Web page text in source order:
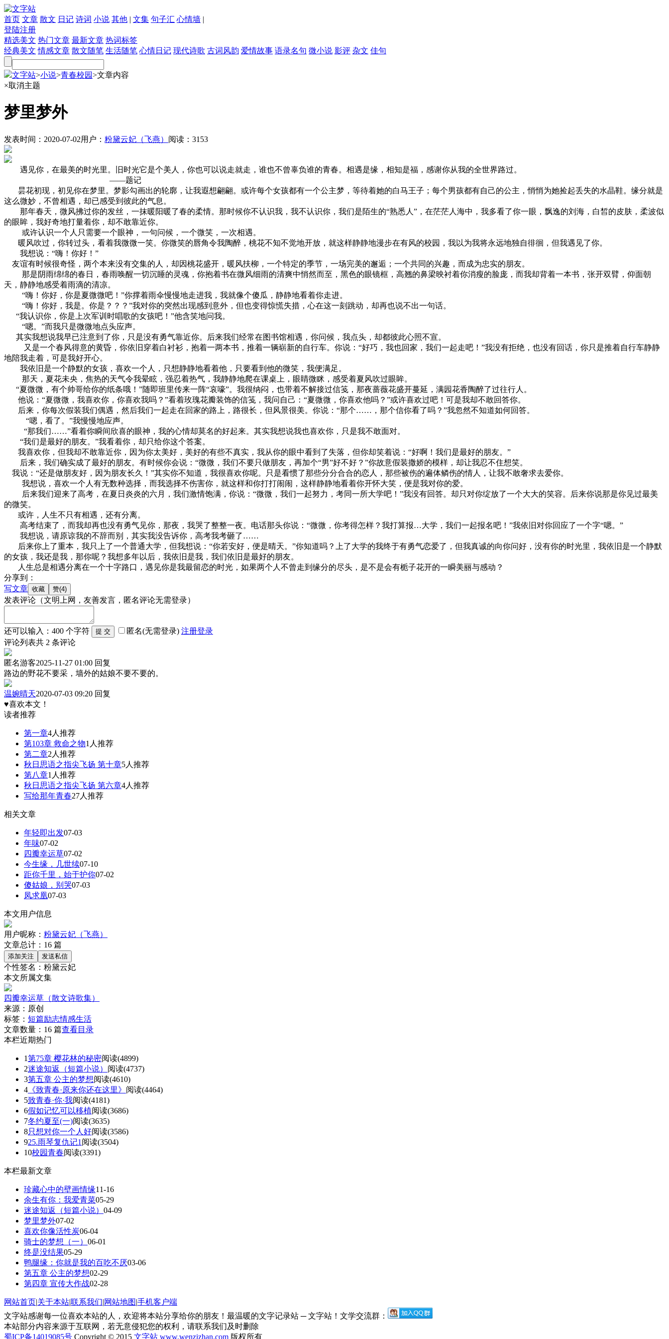
首页 文章 散文 日记 诗词 小说 其他 | 文集 句子汇 心情墙 |
登陆注册
精选美文 热门文章 最新文章 热词标签
经典美文 情感文章 散文随笔 生活随笔 心情日记 现代诗歌 古词风韵 爱情故事 语录名句 微小说 影评 杂文 佳句
文字站>小说>青春校园>文章内容
×取消主题
梦里梦外
发表时间： 2020-07-02用户： 粉黛云妃（飞燕） 阅读： 3153
遇见你，在最美的时光里。旧时光它是个美人，你也可以说走就走，谁也不曾辜负谁的青春。相遇是缘，相知是福，感谢你从我的全世界路过。
――题记
昙花初现，初见你在梦里。梦影勾画出的轮廓，让我遐想翩翩。或许每个女孩都有一个公主梦，等待着她的白马王子；每个男孩都有自己的公主，悄悄为她捡起丢失的水晶鞋。缘分就是
这么微妙，不曾相遇，却已感受到彼此的气息。
那年春天，微风拂过你的发丝，一抹暖阳暖了春的柔情。那时候你不认识我，我不认识你，我们是陌生的“熟悉人”，在茫茫人海中，我多看了你一眼，飘逸的刘海，白皙的皮肤，柔波似
的眼眸，我好奇地打量着你，却不敢靠近你。
或许认识一个人只需要一个眼神，一句问候，一个微笑，一次相遇。
暖风吹过，你转过头，看着我微微一笑。你微笑的唇角令我陶醉，桃花不知不觉地开放，就这样静静地漫步在有风的校园，我以为我将永远地独自徘徊，但我遇见了你。
我想说：“嗨！你好！”
友谊有时候很奇怪，两个本来没有交集的人，却因桃花盛开，暖风扶柳，一个特定的季节，一场完美的邂逅；一个共同的兴趣，而成为忠实的朋友。
那是阴雨绵绵的春日，春雨唤醒一切沉睡的灵魂，你抱着书在微风细雨的清爽中悄然而至，黑色的眼镜框，高翘的鼻梁映衬着你消瘦的脸庞，而我却背着一本书，张开双臂，仰面朝
天，静静地感受着雨滴的清凉。
“嗨！你好，你是夏微微吧！”你撑着雨伞慢慢地走进我，我就像个傻瓜，静静地看着你走进。
“嗨！你好，我是。你是？？？”我对你的突然出现感到意外，但也变得惊慌失措，心在这一刻跳动，却再也说不出一句话。
“我认识你，你是上次军训时唱歌的女孩吧！”他含笑地问我。
“嗯。”而我只是微微地点头应声。
其实我想说我早已注意到了你，只是没有勇气靠近你。后来我们经常在图书馆相遇，你问候，我点头，却都彼此心照不宣。
又是一个春风得意的黄昏，你依旧穿着白衬衫，抱着一两本书，推着一辆崭新的自行车。你说：“好巧，我也回家，我们一起走吧！”我没有拒绝，也没有回话，你只是推着自行车静静
地陪我走着，可是我好开心。
我依旧是一个静默的女孩，喜欢一个人，只想静静地看着他，只要看到他的微笑，我便满足。
那天，夏花未央，焦热的天气令我晕眩，强忍着热气，我静静地爬在课桌上，眼睛微眯，感受着夏风吹过眼眸。
“夏微微，有个帅哥给你的纸条哦！”随即班里传来一阵“哀嚎”。我很纳闷，也带着不解接过信笺，那夜蔷薇花盛开蔓延，满园花香陶醉了过往行人。
他说：“夏微微，我喜欢你，你喜欢我吗？”看着玫瑰花瓣装饰的信笺，我问自己：“夏微微，你喜欢他吗？”或许喜欢过吧！可是我却不敢回答你。
后来，你每次假装我们偶遇，然后我们一起走在回家的路上，路很长，但风景很美。你说：“那个……，那个信你看了吗？”我忽然不知道如何回答。
“嗯，看了。”我慢慢地应声。
“那我们……”看着你瞬间欣喜的眼神，我的心情却莫名的好起来。其实我想说我也喜欢你，只是我不敢面对。
“我们是最好的朋友。”我看着你，却只给你这个答案。
我喜欢你，但我却不敢靠近你，因为你太美好，美好的有些不真实，我从你的眼中看到了失落，但你却笑着说：“好啊！我们是最好的朋友。”
后来，我们确实成了最好的朋友。有时候你会说：“微微，我们不要只做朋友，再加个“男”好不好？”你故意假装撒娇的模样，却让我忍不住想笑。
我说：“还是做朋友好，因为朋友长久！”其实你不知道，我很喜欢你呢。只是看惯了那些分分合合的恋人，那些被伤的遍体鳞伤的情人，让我不敢奢求去爱你。
我想说，喜欢一个人有无数种选择，而我选择不伤害你，就这样和你打打闹闹，这样静静地看着你开怀大笑，便是我对你的爱。
后来我们迎来了高考，在夏日炎炎的六月，我们激情饱满，你说：“微微，我们一起努力，考同一所大学吧！”我没有回答。却只对你绽放了一个大大的笑容。后来你说那是你见过最美
的微笑。
或许，人生不只有相遇，还有分离。
高考结束了，而我却再也没有勇气见你，那夜，我哭了整整一夜。电话那头你说：“微微，你考得怎样？我打算报…大学，我们一起报名吧！”我依旧对你回应了一个字“嗯。”
我想说，请原谅我的不辞而别，其实我没告诉你，高考我考砸了……
后来你上了重本，我只上了一个普通大学，但我想说：“你若安好，便是晴天。”你知道吗？上了大学的我终于有勇气恋爱了，但我真诚的向你问好，没有你的时光里，我依旧是一个静默
的女孩，我还是我，那你呢？我想多年以后，我依旧是我，我们依旧是最好的朋友。
人生总是相遇分离在一个十字路口，遇见你是我最留恋的时光，如果两个人不曾走到缘分的尽头，是不是会有栀子花开的一瞬美丽与感动？
分享到：
写文章
发表评论 （文明上网，友善发言，匿名评论无需登录）
还可以输入： 400 个字符 匿名(无需登录) 注册登录
评论列表共 2 条评论
匿名游客2025-11-27 01:00 回复
路边的野花不要采，墙外的姑娘不要不要的。
温婉晴天2020-07-03 09:20 回复
♥喜欢本文！
读者推荐
第一章4人推荐
第103章 救命之物1人推荐
第二章2人推荐
秋日思语之指尖飞扬 第十章5人推荐
第八章1人推荐
秋日思语之指尖飞扬 第六章4人推荐
写给那年青春27人推荐
相关文章
年轻即出发07-03
年味07-02
四瓣幸运草07-02
今生缘，几世续07-10
距你千里，始于护你07-02
傻姑娘，别哭07-03
凤求凰07-03
本文用户信息
用户昵称： 粉黛云妃（飞燕）
文章总计： 16 篇
个性签名： 粉黛云妃
本文所属文集
四瓣幸运草（散文诗歌集）
来源： 原创
标签： 短篇励志情感生活
文章数量： 16 篇查看目录
本栏近期热门
1第75章 樱花林的秘密阅读(4899)
2迷途知返（短篇小说） 阅读(4737)
3第五章 公主的梦想阅读(4610)
4 《致青春·原来你还在这里》 阅读(4464)
5致青春·你·我阅读(4181)
6假如记忆可以移植阅读(3686)
7冬约夏至(一)阅读(3635)
8只想对你一个人好阅读(3586)
925.雨琴复仇记1 阅读(3504)
10校园青春阅读(3391)
本栏最新文章
珍藏心中的壁画情缘11-16
余生有你：我爱青菜05-29
迷途知返（短篇小说） 04-09
梦里梦外07-02
喜欢你像活性炭06-04
骑士的梦想（一） 06-01
终是没结果05-29
鸭腿缘：你就是我的百吃不厌03-06
第五章 公主的梦想02-29
第四章 宣传大作战02-28
网站首页|关于本站|联系我们|网站地图|手机客户端
文字站感谢每一位喜欢本站的人，欢迎将本站分享给你的朋友！最温暖的文字记录站 ─ 文字站！文学交流群：
本站部分内容来源于互联网，若无意侵犯您的权利，请联系我们及时删除
蜀ICP备14019085号 Copyright © 2015 文字站 www.wenzizhan.com 版权所有